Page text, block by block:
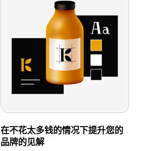
在不花太多钱的情况下提升您的
品牌的见解